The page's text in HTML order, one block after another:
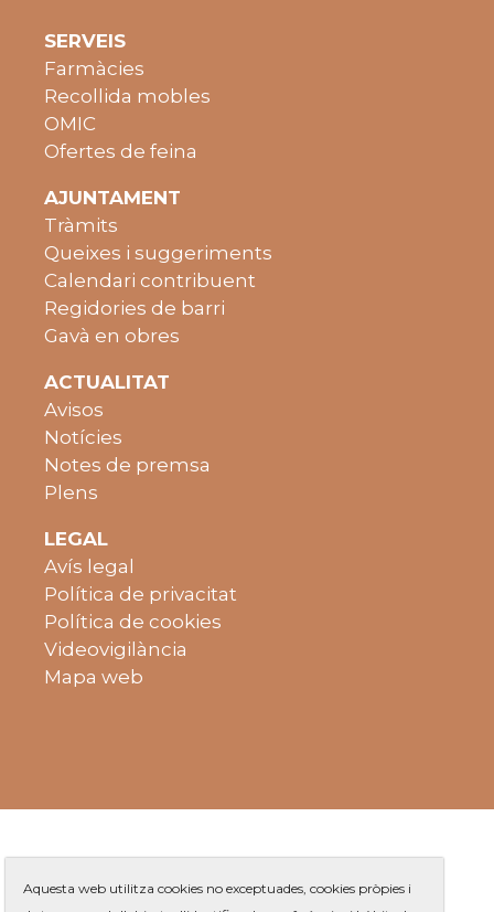
SERVEIS
Farmàcies
Recollida mobles
OMIC
Ofertes de feina
AJUNTAMENT
Tràmits
Queixes i suggeriments
Calendari contribuent
Regidories de barri
Gavà en obres
ACTUALITAT
Avisos
Notícies
Notes de premsa
Plens
LEGAL
Avís legal
Política de privacitat
Política de cookies
Videovigilància
Mapa web
Aquesta web utilitza cookies no exceptuades, cookies pròpies i